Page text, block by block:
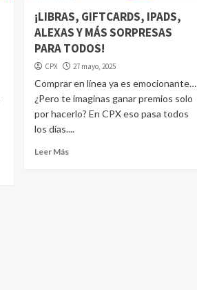
¡LIBRAS, GIFTCARDS, IPADS,
ALEXAS Y MÁS SORPRESAS
PARA TODOS!
CPX 27 mayo, 2025
Comprar en línea ya es emocionante…
¿Pero te imaginas ganar premios solo
por hacerlo? En CPX eso pasa todos
los días....
Leer Más